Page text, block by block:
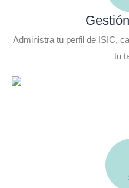
Administra tu perfil de ISIC,
tu